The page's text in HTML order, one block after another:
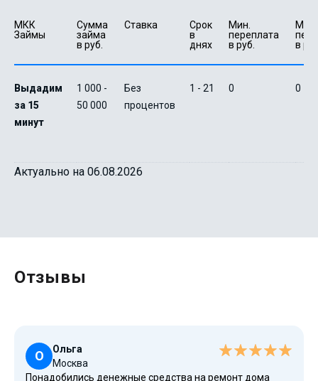
МКК
Займы
Сумма
займа
в руб.
Ставка
Срок
в
днях
Мин.
переплата
в руб.
в
Выдадим
за 15
минут
1 000 -
50 000
Без
процентов
1 - 21 0 0
Актуально на 06.08.2026
Отзывы
О
Ольга
Москва
Понадобились денежные средства на ремонт дома